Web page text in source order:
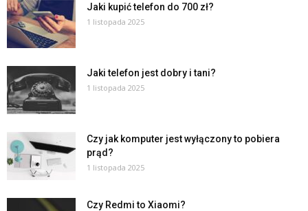
Jaki kupić telefon do 700 zł?
1 listopada 2025
Jaki telefon jest dobry i tani?
1 listopada 2025
Czy jak komputer jest wyłączony to pobiera
prąd?
1 listopada 2025
Czy Redmi to Xiaomi?